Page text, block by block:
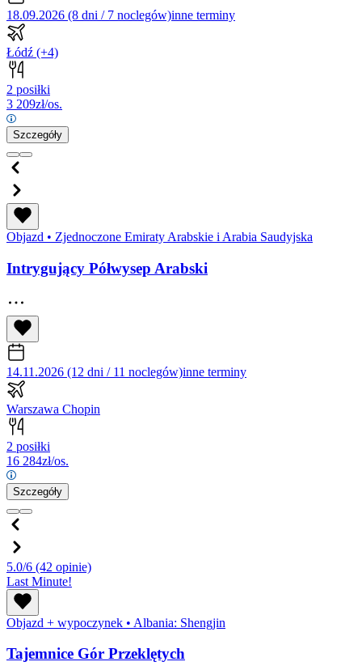
18.09.2026 (8 dni / 7 noclegów)inne terminy
Łódź (+4)
2 posiłki
3 209zł/os.
Szczegóły
Objazd • Zjednoczone Emiraty Arabskie i Arabia Saudyjska
Intrygujący Półwysep Arabski
14.11.2026 (12 dni / 11 noclegów)inne terminy
Warszawa Chopin
2 posiłki
16 284zł/os.
Szczegóły
5.0/6 (42 opinie)
Last Minute!
Objazd + wypoczynek • Albania: Shengjin
Tajemnice Gór Przeklętych